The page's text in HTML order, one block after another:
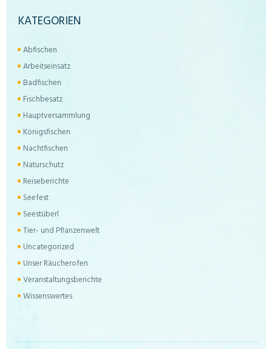
KATEGORIEN
Abfischen
Arbeitseinsatz
Badfischen
Fischbesatz
Hauptversammlung
Königsfischen
Nachtfischen
Naturschutz
Reiseberichte
Seefest
Seestüberl
Tier- und Pflanzenwelt
Uncategorized
Unser Räucherofen
Veranstaltungsberichte
Wissenswertes